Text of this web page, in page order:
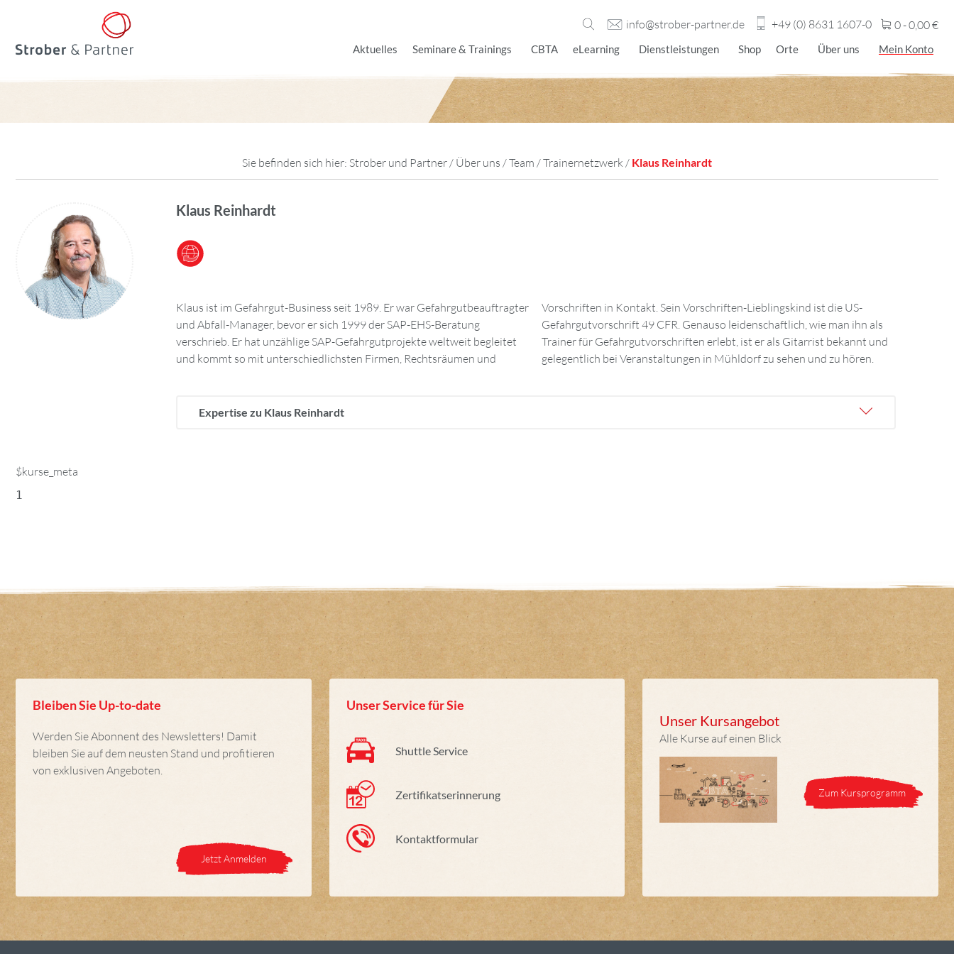
info@strober-partner.de +49 (0) 8631 1607-0 0 -0,00€
Aktuelles Seminare & Trainings CBTA eLearning Dienstleistungen Shop Orte Über uns Mein Konto
Sie befinden sich hier: Strober und Partner/ Über uns /Team /Trainernetzwerk / Klaus Reinhardt
Klaus Reinhardt
Klaus ist im Gefahrgut-Business seit 1989. Er war Gefahrgutbeauftragter
und Abfall-Manager, bevor er sich 1999 der SAP-EHS-Beratung
verschrieb. Er hat unzählige SAP-Gefahrgutprojekte weltweit begleitet
und kommt so mit unterschiedlichsten Firmen, Rechtsräumen und
Vorschriften in Kontakt. Sein Vorschriften-Lieblingskind ist die US-
Gefahrgutvorschrift 49 CFR. Genauso leidenschaftlich, wie man ihn als
Trainer für Gefahrgutvorschriften erlebt, ist er als Gitarrist bekannt und
gelegentlich bei Veranstaltungen in Mühldorf zu sehen und zu hören.
Expertise zu Klaus Reinhardt
$kurse_meta
1
Bleiben Sie Up-to-date
Werden Sie Abonnent des Newsletters! Damit
bleiben Sie auf dem neusten Stand und profitieren
von exklusiven Angeboten.
Jetzt Anmelden
Unser Service für Sie
Shuttle Service
Zertifikatserinnerung
Kontaktformular
Unser Kursangebot
Alle Kurse auf einen Blick
Zum Kursprogramm